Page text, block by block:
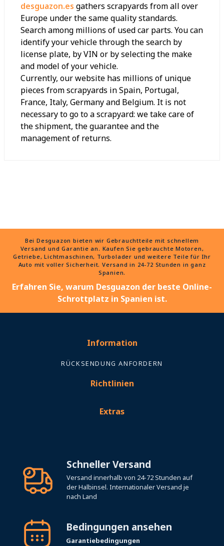
desguazon.es gathers scrapyards from all over
Europe under the same quality standards.
Search among millions of used car parts. You can
identify your vehicle through the search by
license plate, by VIN or by selecting the make
and model of your vehicle.
Currently, our website has millions of unique
pieces from scrapyards in Spain, Portugal,
France, Italy, Germany and Belgium. It is not
necessary to go to a scrapyard: we take care of
the shipment, the guarantee and the
management of returns.
Bei Desguazon bieten wir Gebrauchtteile mit schnellem
Versand und Garantie an. Kaufen Sie gebrauchte Motoren,
Getriebe, Lichtmaschinen, Turbolader und weitere Teile für Ihr
Auto mit voller Sicherheit. Versand in 24-72 Stunden in ganz
Spanien.
Erfahren Sie, warum Desguazon der beste Online-
Schrottplatz in Spanien ist.
Information
RÜCKSENDUNG ANFORDERN
Richtlinien
Extras
Schneller Versand
Versand innerhalb von 24-72 Stunden auf
der Halbinsel. Internationaler Versand je
nach Land
Bedingungen ansehen
Garantiebedingungen